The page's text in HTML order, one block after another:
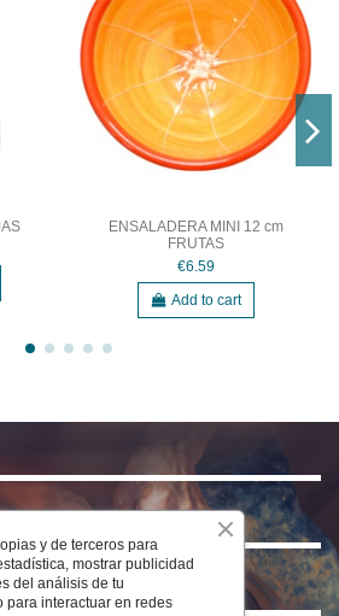
ENSALADERA MINI 12 cm
FRUTAS
€6.59
Add to cart
y de terceros para
mostrar publicidad
del análisis de tu
para interactuar en redes